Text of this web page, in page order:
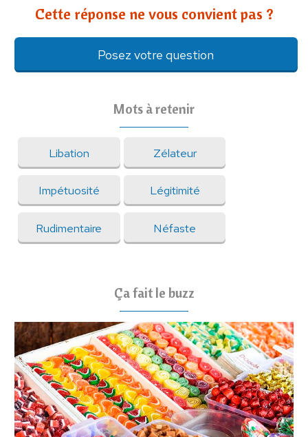
Cette réponse ne vous convient pas ?
Posez votre question
Mots à retenir
Libation Zélateur
Impétuosité Légitimité
Rudimentaire Néfaste
Ça fait le buzz